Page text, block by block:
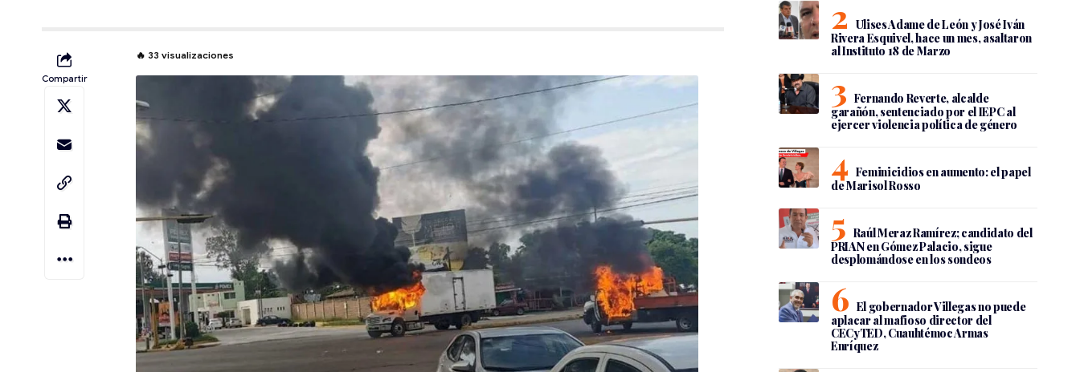
Compartir
🔥 33 visualizaciones
Ulises Adame de León y José Iván
Rivera Esquivel, hace un mes, asaltaron
al Instituto 18 de Marzo
Fernando Reverte, alcalde
garañón, sentenciado por el IEPC al
ejercer violencia política de género
Feminicidios en aumento: el papel
de Marisol Rosso
Raúl Meraz Ramírez; candidato del
PRIAN en Gómez Palacio, sigue
desplomándose en los sondeos
El gobernador Villegas no puede
aplacar al mafioso director del
CECyTED, Cuauhtémoc Armas
Enríquez